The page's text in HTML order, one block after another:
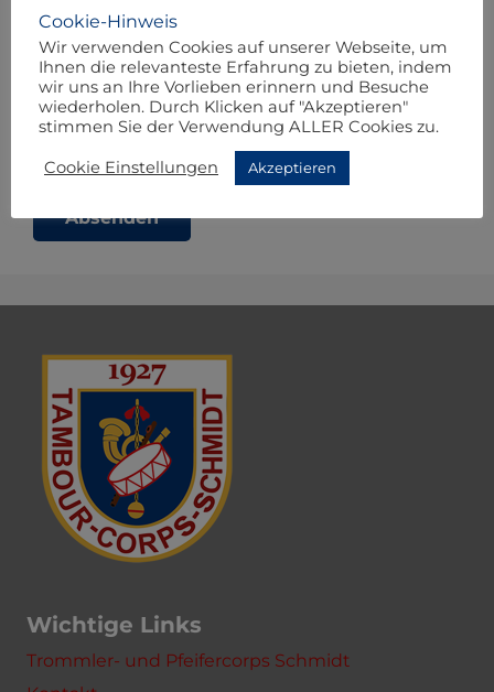
18 - 3 = ?
Absenden
Wichtige Links
Trommler- und Pfeifercorps Schmidt
Cookie-Hinweis
Wir verwenden Cookies auf unserer Webseite, um
Ihnen die relevanteste Erfahrung zu bieten, indem
wir uns an Ihre Vorlieben erinnern und Besuche
wiederholen. Durch Klicken auf "Akzeptieren"
stimmen Sie der Verwendung ALLER Cookies zu.
Cookie Einstellungen Akzeptieren